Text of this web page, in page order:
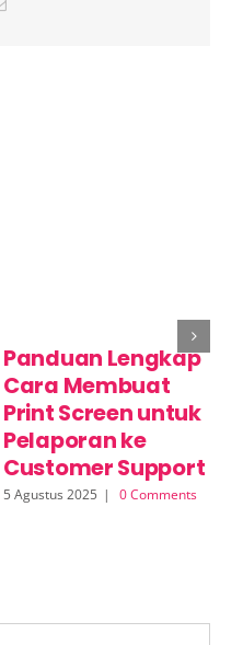
Panduan Lengkap
Cara Membuat
Print Screen untuk
Pelaporan ke
Customer Support
5 Agustus 2025 | 0 Comments